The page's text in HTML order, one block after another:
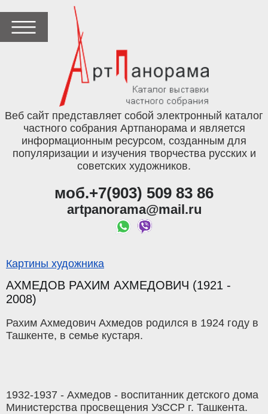
Веб сайт представляет собой электронный каталог
частного собрания Артпанорама и является
информационным ресурсом, созданным для
популяризации и изучения творчества русских и
советских художников.
моб.+7(903) 509 83 86
artpanorama@mail.ru
Картины художника
АХМЕДОВ РАХИМ АХМЕДОВИЧ (1921 -
2008)
Рахим Ахмедович Ахмедов родился в 1924 году в
Ташкенте, в семье кустаря.
1932-1937 - Ахмедов - воспитанник детского дома
Министерства просвещения УзССР г. Ташкента.